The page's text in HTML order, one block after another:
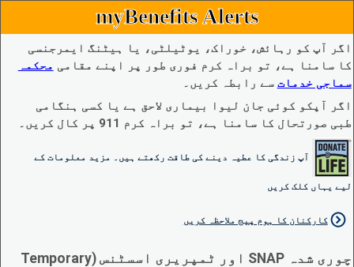
myBenefits Alerts
اگر آپ کو رہائش، خوراک، یوٹیلٹی، یا ہیٹنگ ایمرجنسی
کا سامنا ہے، تو براہ کرم فوری طور پر اپنے مقامی محکمہ
سماجی خدمات سے رابطہ کریں۔
اگر آپکو کوئی جان لیوا بیماری لاحق ہے یا کسی ہنگامی
طبی صورتحال کا سامنا ہے، تو براہ کرم 911 پر کال کریں۔
آپ زندگی کا عطیہ دینے کی طاقت رکھتے ہیں۔ مزید معلومات کے
لیے یہاں کلک کریں
کارکنان کا ہوم پیج ملاحظہ کریں
چوری شدہ SNAP اور ٹمپریری اسسٹنس (Temporary